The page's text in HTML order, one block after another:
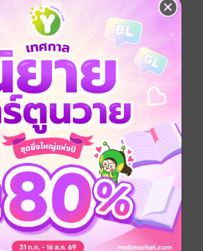
อาณาจักรเข้าพัวพันกัน
งคราม’ แม่ทัพสาวน้อยชวนใจเต้นมา
โคมาริ & คารุระ จะเผชิญหน้ากับสุด
หน่ง
ลก แฟนตาซี Girl love / Yuri